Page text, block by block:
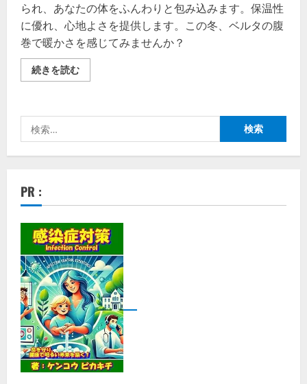
られ、あなたの体をふんわりと包み込みます。保温性
に優れ、心地よさを提供します。この冬、ベルタの腹
巻で暖かさを感じてみませんか？
続きを読むベ
ル
シ
腹
巻
評
良
い
口
コ
ミ、
悪
い
口
コ
ミ、
メ
リ
ッ
ト
と
デ
メ
索:
PR :